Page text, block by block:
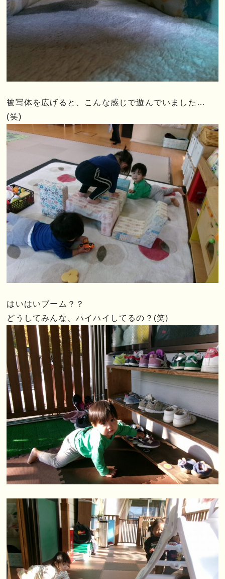
被写体を広げると、こんな感じで遊んでいました…
(笑)
はいはいブーム？？
どうしてみんな、ハイハイしてるの？(笑)